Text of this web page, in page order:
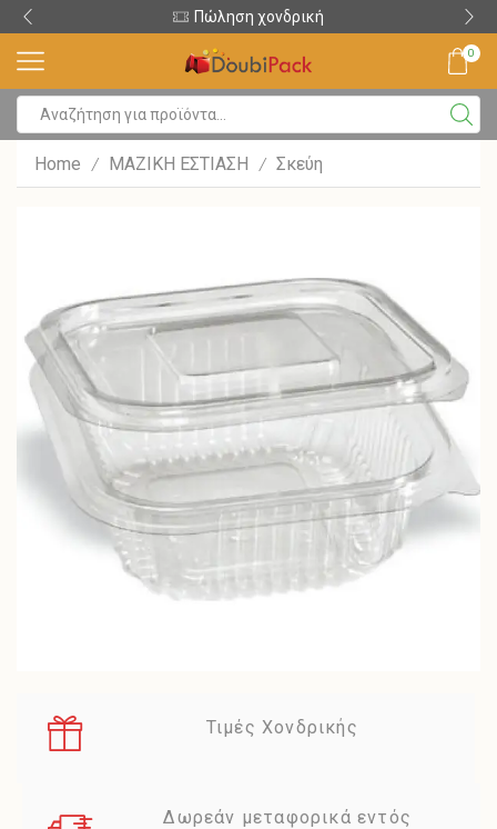
Πώληση χονδρική
0
Home / ΜΑΖΙΚΗ ΕΣΤΙΑΣΗ / Σκεύη
Τιμές Χονδρικής
Δωρεάν μεταφορικά εντός